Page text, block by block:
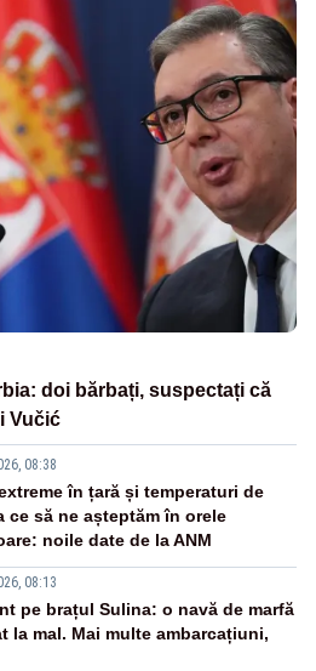
doi bărbați, suspectați că
Vučić
08:38
în țară și temperaturi de
ce să ne așteptăm în orele
noile date de la ANM
08:13
pe brațul Sulina: o navă de marfă
la mal. Mai multe ambarcațiuni,